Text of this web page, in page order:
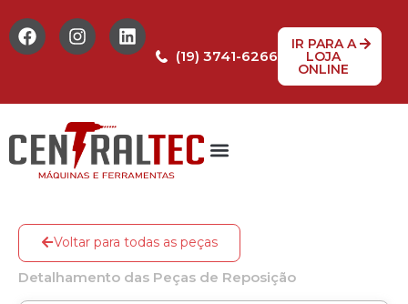
(19) 3741-6266
IR PARA A
LOJA
ONLINE
Voltar para todas as peças
Detalhamento das Peças de Reposição